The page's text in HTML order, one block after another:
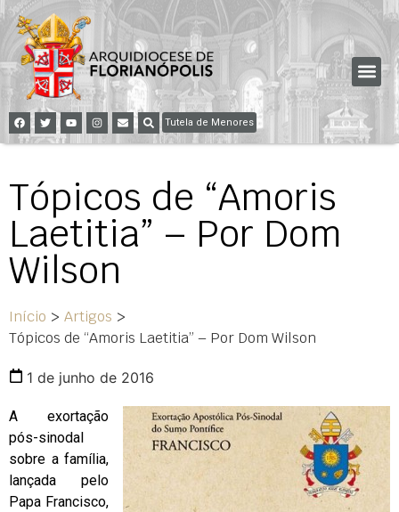
Tutela de Menores
Tópicos de “Amoris
Laetitia” – Por Dom
Wilson
Início > Artigos >
Tópicos de “Amoris Laetitia” – Por Dom Wilson
1 de junho de 2016
A exortação
pós-sinodal
sobre a família,
lançada pelo
Papa Francisco,